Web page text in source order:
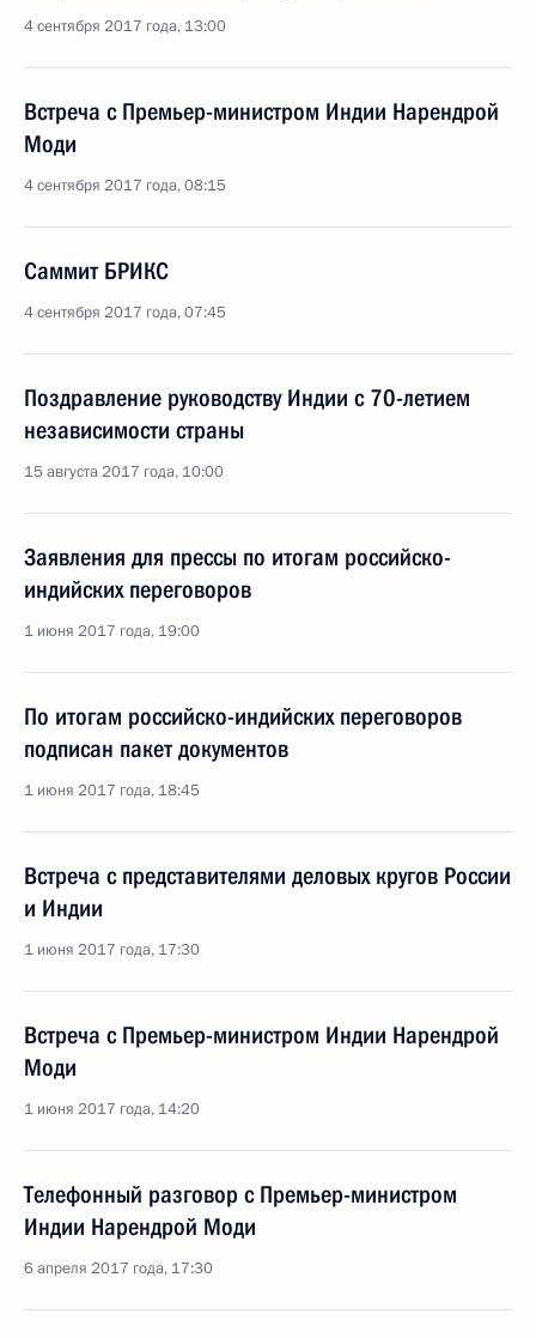
4 сентября 2017 года, 13:00
Встреча с Премьер-министром Индии Нарендрой
Моди
4 сентября 2017 года, 08:15
Саммит БРИКС
4 сентября 2017 года, 07:45
Поздравление руководству Индии с 70-летием
независимости страны
15 августа 2017 года, 10:00
Заявления для прессы по итогам российско-
индийских переговоров
1 июня 2017 года, 19:00
По итогам российско-индийских переговоров
подписан пакет документов
1 июня 2017 года, 18:45
Встреча с представителями деловых кругов России
и Индии
1 июня 2017 года, 17:30
Встреча с Премьер-министром Индии Нарендрой
Моди
1 июня 2017 года, 14:20
Телефонный разговор с Премьер-министром
Индии Нарендрой Моди
6 апреля 2017 года, 17:30